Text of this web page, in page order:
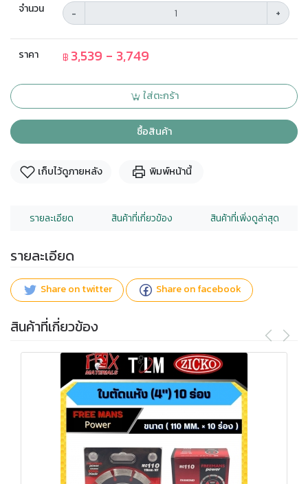
จำนวน - +
ราคา ฿ 3,539 - 3,749
ใส่ตะกร้า
ซื้อสินค้า
เก็บไว้ดูภายหลัง พิมพ์หน้านี้
รายละเอียด สินค้าที่เกี่ยวข้อง สินค้าที่เพิ่งดูล่าสุด
รายละเอียด
Share on twitter Share on facebook
สินค้าที่เกี่ยวข้อง